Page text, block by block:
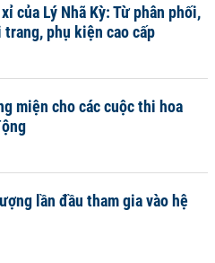
của Lý Nhã Kỳ: Từ phân phối,
phụ kiện cao cấp
miện cho các cuộc thi hoa
lần đầu tham gia vào hệ